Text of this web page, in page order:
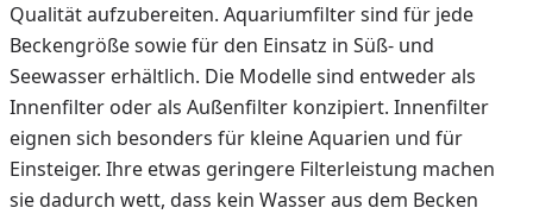
Qualität aufzubereiten. Aquariumfilter sind für jede
Beckengröße sowie für den Einsatz in Süß- und
Seewasser erhältlich. Die Modelle sind entweder als
Innenfilter oder als Außenfilter konzipiert. Innenfilter
eignen sich besonders für kleine Aquarien und für
Einsteiger. Ihre etwas geringere Filterleistung machen
sie dadurch wett, dass kein Wasser aus dem Becken